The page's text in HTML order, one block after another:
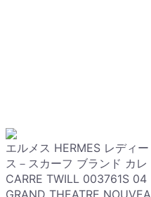
エルメス HERMES レディー
ス－スカーフ ブランド カレ
CARRE TWILL 003761S 04